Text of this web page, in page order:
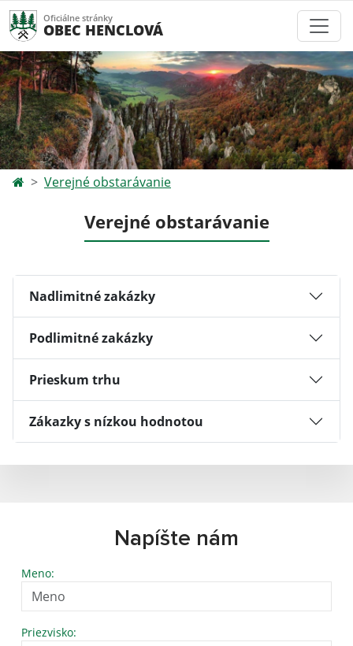
Oficiálne stránky
OBEC HENCLOVÁ
Verejné obstarávanie
Verejné obstarávanie
Nadlimitné zakázky
Podlimitné zakázky
Prieskum trhu
Zákazky s nízkou hodnotou
Napíšte nám
Meno:
Priezvisko: